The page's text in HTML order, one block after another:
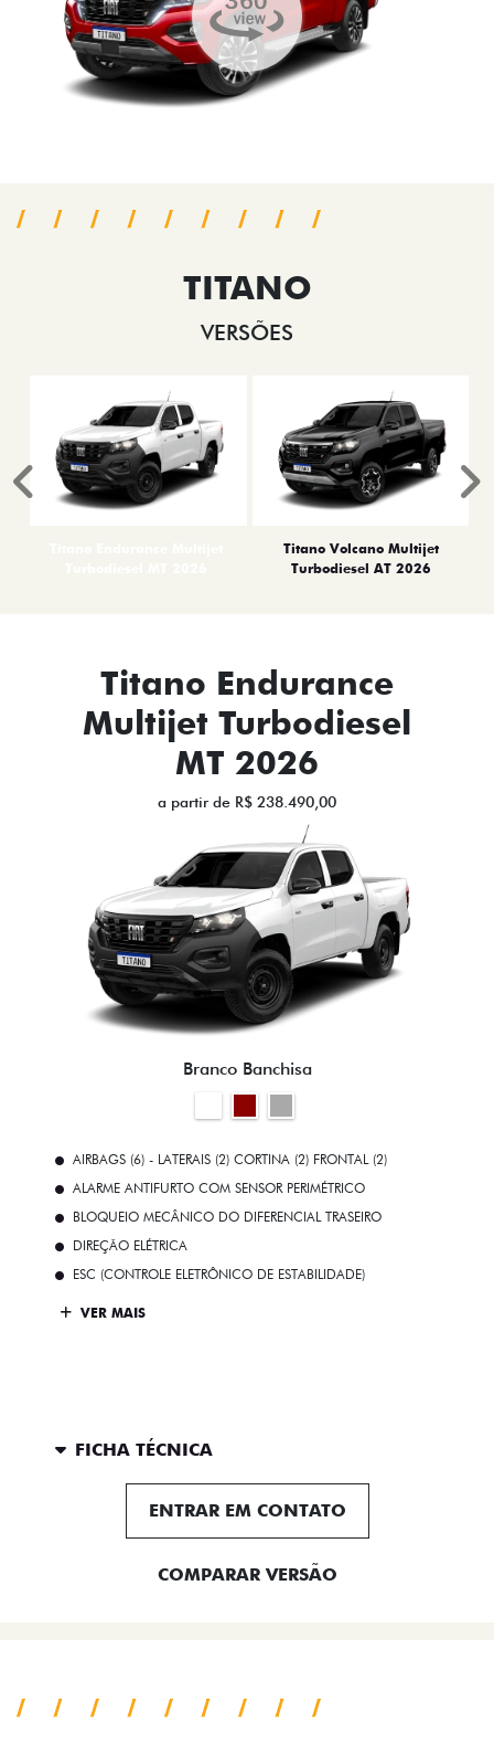
TITANO
VERSÕES
Titano Volcano Multijet
Turbodiesel AT 2026
Anterior
Titano Endurance
Multijet Turbodiesel
MT 2026
a partir de R$ 238.490,00
Branco Banchisa
AIRBAGS (6) - LATERAIS (2) CORTINA (2) FRONTAL (2)
ALARME ANTIFURTO COM SENSOR PERIMÉTRICO
BLOQUEIO MECÂNICO DO DIFERENCIAL TRASEIRO
DIREÇÃO ELÉTRICA
ESC (CONTROLE ELETRÔNICO DE ESTABILIDADE)
VER MAIS
FICHA TÉCNICA
ENTRAR EM CONTATO
COMPARAR VERSÃO